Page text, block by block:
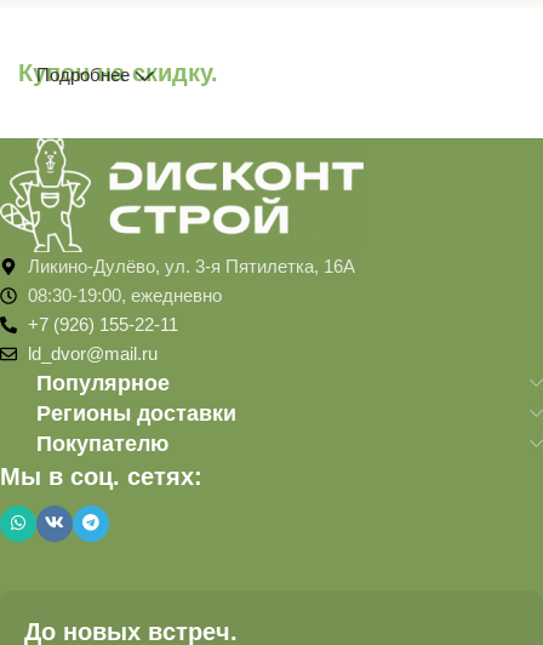
Купон на скидку.
Подробнее
Ликино-Дулёво, ул. 3-я Пятилетка, 16А
08:30-19:00, ежедневно
+7 (926) 155-22-11
ld_dvor@mail.ru
Популярное
Регионы доставки
Покупателю
Мы в соц. сетях:
До новых встреч.